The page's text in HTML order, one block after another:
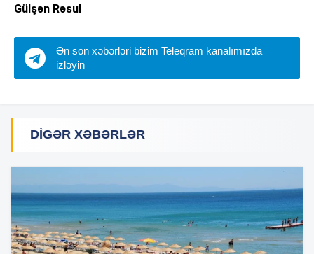
Gülşən Rəsul
Ən son xəbərləri bizim Teleqram kanalımızda
izləyin
DIGƏR XƏBƏRLƏR